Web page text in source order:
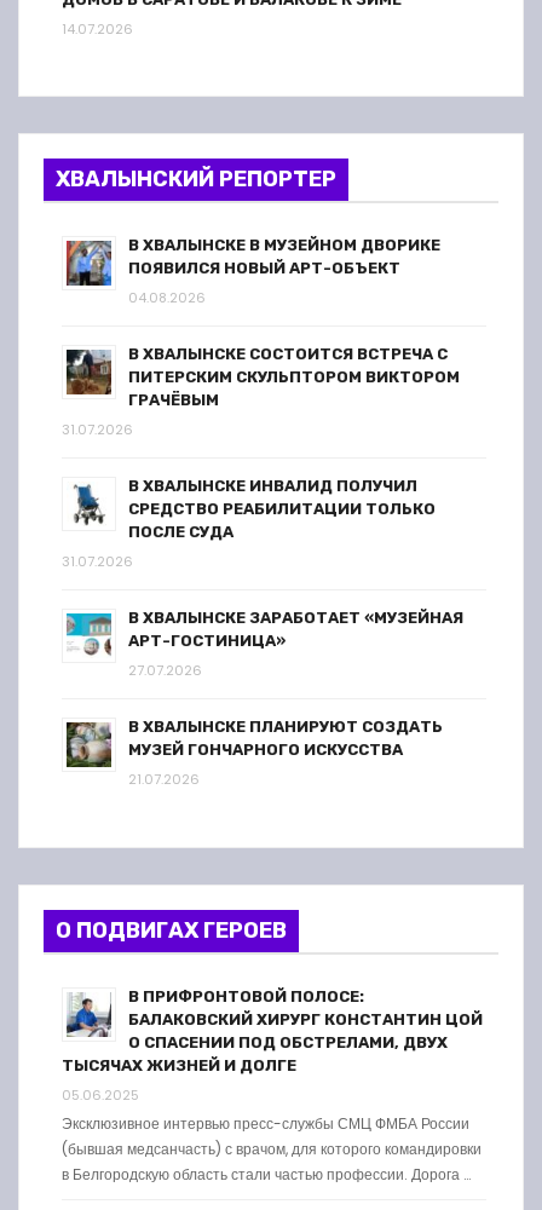
14.07.2026
ХВАЛЫНСКИЙ РЕПОРТЕР
В ХВАЛЫНСКЕ В МУЗЕЙНОМ ДВОРИКЕ
ПОЯВИЛСЯ НОВЫЙ АРТ-ОБЪЕКТ
04.08.2026
В ХВАЛЫНСКЕ СОСТОИТСЯ ВСТРЕЧА С
ПИТЕРСКИМ СКУЛЬПТОРОМ ВИКТОРОМ
ГРАЧЁВЫМ
31.07.2026
В ХВАЛЫНСКЕ ИНВАЛИД ПОЛУЧИЛ
СРЕДСТВО РЕАБИЛИТАЦИИ ТОЛЬКО
ПОСЛЕ СУДА
31.07.2026
В ХВАЛЫНСКЕ ЗАРАБОТАЕТ «МУЗЕЙНАЯ
АРТ-ГОСТИНИЦА»
27.07.2026
В ХВАЛЫНСКЕ ПЛАНИРУЮТ СОЗДАТЬ
МУЗЕЙ ГОНЧАРНОГО ИСКУССТВА
21.07.2026
О ПОДВИГАХ ГЕРОЕВ
В ПРИФРОНТОВОЙ ПОЛОСЕ:
БАЛАКОВСКИЙ ХИРУРГ КОНСТАНТИН ЦОЙ
О СПАСЕНИИ ПОД ОБСТРЕЛАМИ, ДВУХ
ТЫСЯЧАХ ЖИЗНЕЙ И ДОЛГЕ
05.06.2025
Эксклюзивное интервью пресс-службы СМЦ ФМБА России
(бывшая медсанчасть) с врачом, для которого командировки
в Белгородскую область стали частью профессии. Дорога …